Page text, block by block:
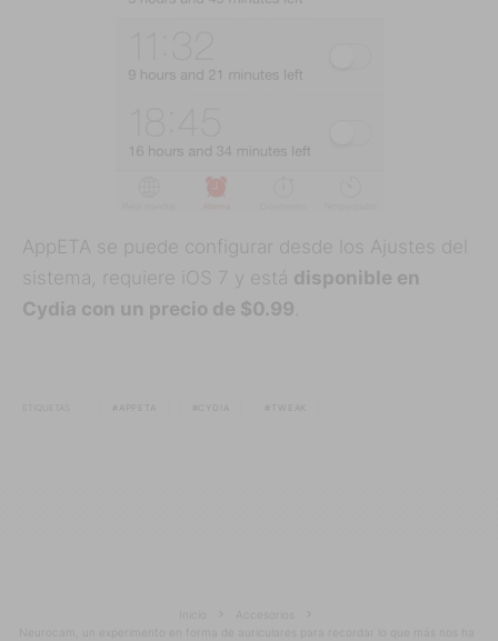
AppETA se puede configurar desde los Ajustes del
sistema, requiere iOS 7 y está disponible en
Cydia con un precio de $0.99.
TWEAK
Accesorios
Neurocam, un experimento en forma de auriculares para recordar lo que más nos ha